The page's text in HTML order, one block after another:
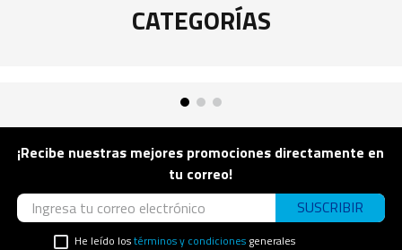
CATEGORÍAS
¡Recibe nuestras mejores promociones directamente en
tu correo!
SUSCRIBIR
He leído lostérminos y condicionesgenerales